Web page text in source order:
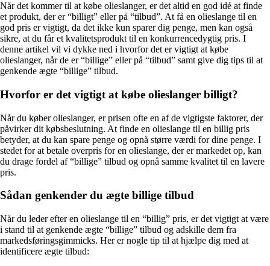
Når det kommer til at købe olieslanger, er det altid en god idé at finde
et produkt, der er “billigt” eller på “tilbud”. At få en olieslange til en
god pris er vigtigt, da det ikke kun sparer dig penge, men kan også
sikre, at du får et kvalitetsprodukt til en konkurrencedygtig pris. I
denne artikel vil vi dykke ned i hvorfor det er vigtigt at købe
olieslanger, når de er “billige” eller på “tilbud” samt give dig tips til at
genkende ægte “billige” tilbud.
Hvorfor er det vigtigt at købe olieslanger billigt?
Når du køber olieslanger, er prisen ofte en af de vigtigste faktorer, der
påvirker dit købsbeslutning. At finde en olieslange til en billig pris
betyder, at du kan spare penge og opnå større værdi for dine penge. I
stedet for at betale overpris for en olieslange, der er markedet op, kan
du drage fordel af “billige” tilbud og opnå samme kvalitet til en lavere
pris.
Sådan genkender du ægte billige tilbud
Når du leder efter en olieslange til en “billig” pris, er det vigtigt at være
i stand til at genkende ægte “billige” tilbud og adskille dem fra
markedsføringsgimmicks. Her er nogle tip til at hjælpe dig med at
identificere ægte tilbud: